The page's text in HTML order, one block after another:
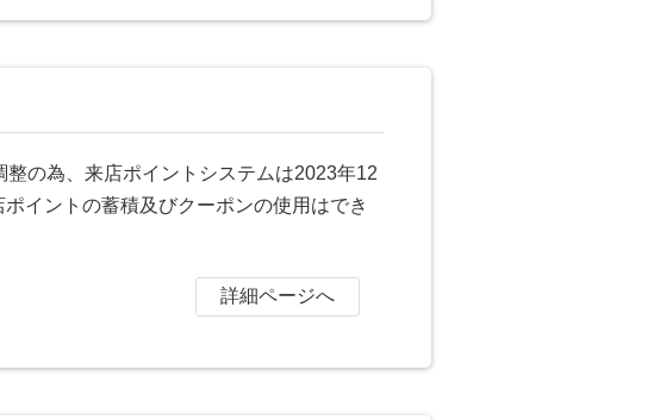
の為、来店ポイントシステムは2023年12
イントの蓄積及びクーポンの使用はでき
詳細ページへ